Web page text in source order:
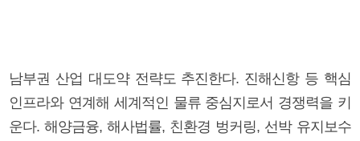
남부권 산업 대도약 전략도 추진한다. 진해신항 등 핵심
인프라와 연계해 세계적인 물류 중심지로서 경쟁력을 키
운다. 해양금융, 해사법률, 친환경 벙커링, 선박 유지보수